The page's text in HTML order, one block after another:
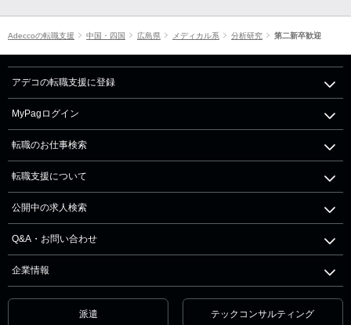
Adeccoの転職支援 中国・四国 広島県 メディカル系 分析研究 第二新卒歓迎
アデコの転職支援に登録
MyPagログイン
転職のお仕事検索
転職支援について
公開中の求人検索
Q&A・お問い合わせ
企業情報
派遣 テックコンサルティング